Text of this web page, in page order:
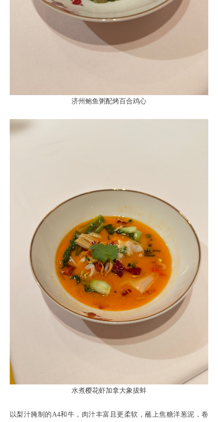
济州鲍鱼粥配烤百合鸡心
水煮樱花虾加拿大象拔蚌
以梨汁腌制的A4和牛，肉汁丰富且更柔软，蘸上焦糖洋葱泥，卷